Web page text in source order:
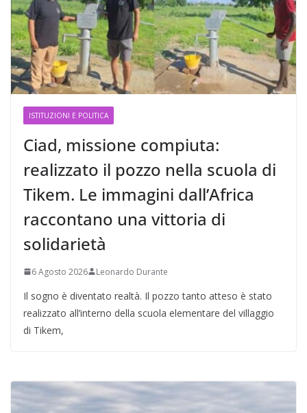
ISTITUZIONI E POLITICA
Ciad, missione compiuta:
realizzato il pozzo nella scuola di
Tikem. Le immagini dall’Africa
raccontano una vittoria di
solidarietà
6 Agosto 2026 Leonardo Durante
Il sogno è diventato realtà. Il pozzo tanto atteso è stato
realizzato all’interno della scuola elementare del villaggio
di Tikem,